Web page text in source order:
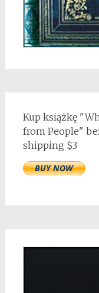
Kup książkę
from People"
shipping $3